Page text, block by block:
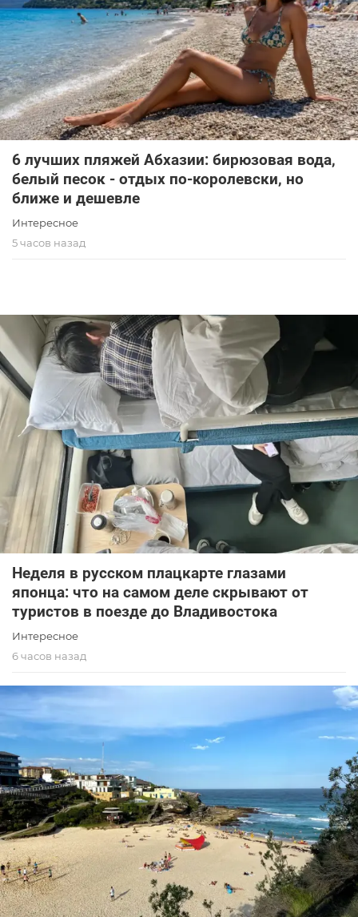
6 лучших пляжей Абхазии: бирюзовая вода,
белый песок - отдых по-королевски, но
ближе и дешевле
Интересное
5 часов назад
Неделя в русском плацкарте глазами
японца: что на самом деле скрывают от
туристов в поезде до Владивостока
Интересное
6 часов назад